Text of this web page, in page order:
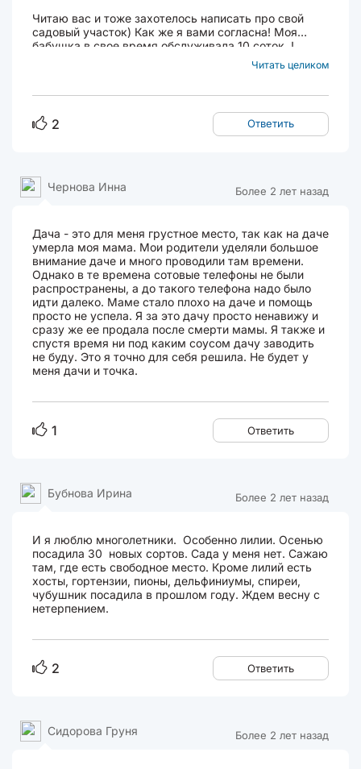
Читаю вас и тоже захотелось написать про свой
садовый участок) Как же я вами согласна! Моя
бабушка в свое время обслуживала 10 соток..!
Ужас, даже не пойму как так ( опять же, она
родилась 1923 году, когда реально выживали
сколько у нее братьев/сестер...
Читать целиком
2 Ответить
Более 2 лет назад
Чернова Инна
Дача - это для меня грустное место, так как на даче
умерла моя мама. Мои родители уделяли большое
внимание даче и много проводили там времени.
Однако в те времена сотовые телефоны не были
распространены, а до такого телефона надо было
идти далеко. Маме стало плохо на даче и помощь
просто не успела. Я за это дачу просто ненавижу и
сразу же ее продала после смерти мамы. Я также и
спустя время ни под каким соусом дачу заводить
не буду. Это я точно для себя решила. Не будет у
меня дачи и точка.
1 Ответить
Более 2 лет назад
Бубнова Ирина
И я люблю многолетники. Особенно лилии. Осенью
посадила 30 новых сортов. Сада у меня нет. Сажаю
там, где есть свободное место. Кроме лилий есть
хосты, гортензии, пионы, дельфиниумы, спиреи,
чубушник посадила в прошлом году. Ждем весну с
нетерпением.
2 Ответить
Более 2 лет назад
Сидорова Груня